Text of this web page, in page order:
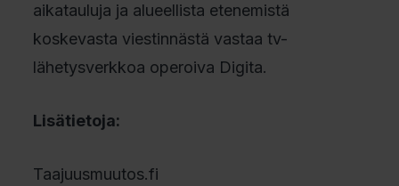
aikatauluja ja alueellista etenemistä
koskevasta viestinnästä vastaa tv-
lähetysverkkoa operoiva Digita.
Lisätietoja:
Taajuusmuutos.fi